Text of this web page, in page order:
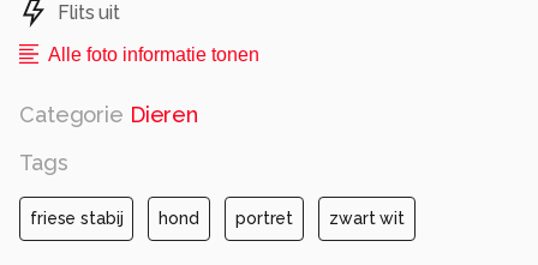
Flits uit
Alle foto informatie tonen
Categorie Dieren
Tags
friese stabij hond portret zwart wit